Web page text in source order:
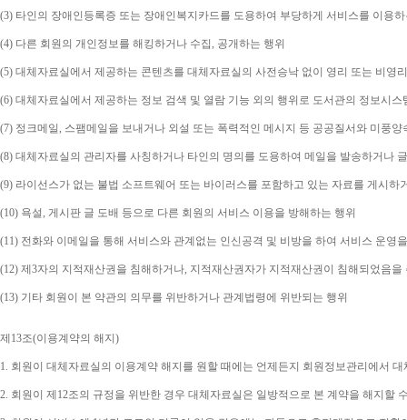
(3) 타인의 장애인등록증 또는 장애인복지카드를 도용하여 부당하게 서비스를 이용
(4) 다른 회원의 개인정보를 해킹하거나 수집, 공개하는 행위
(5) 대체자료실에서 제공하는 콘텐츠를 대체자료실의 사전승낙 없이 영리 또는 비영
(6) 대체자료실에서 제공하는 정보 검색 및 열람 기능 외의 행위로 도서관의 정보시스
(7) 정크메일 , 스팸메일을 보내거나 외설 또는 폭력적인 메시지 등 공공질서와 미풍
(8) 대체자료실의 관리자를 사칭하거나 타인의 명의를 도용하여 메일을 발송하거나
(9) 라이선스가 없는 불법 소프트웨어 또는 바이러스를 포함하고 있는 자료를 게시하
(10) 욕설, 게시판 글 도배 등으로 다른 회원의 서비스 이용을 방해하는 행위
(11) 전화와 이메일을 통해 서비스와 관계없는 인신공격 및 비방을 하여 서비스 운영
(12) 제 3자의 지적재산권을 침해하거나, 지적재산권자가 지적재산권이 침해되었음을
(13) 기타 회원이 본 약관의 의무를 위반하거나 관계법령에 위반되는 행위
제 13조(이용계약의 해지 )
1. 회원이 대체자료실의 이용계약 해지를 원할 때에는 언제든지 회원정보관리에서
2. 회원이 제 12조의 규정을 위반한 경우 대체자료실은 일방적으로 본 계약을 해지할